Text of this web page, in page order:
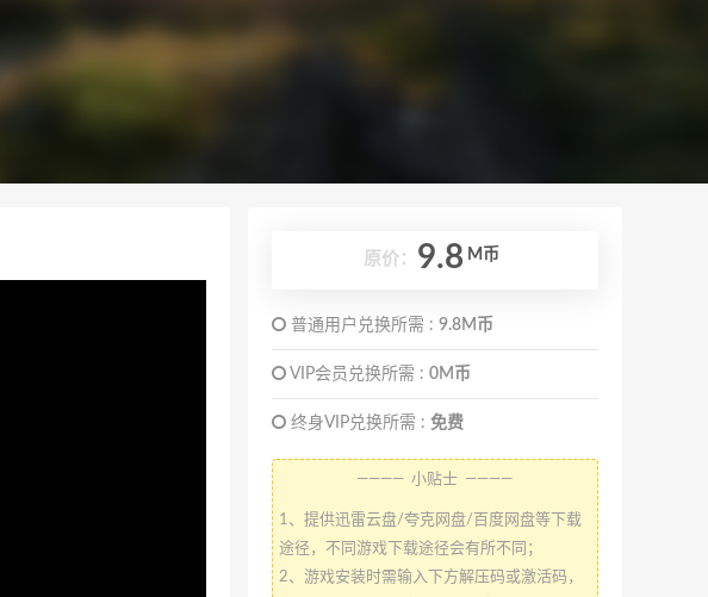
原价： 9.8 M币
普通用户兑换所需 : 9.8M币
VIP会员兑换所需 : 0M币
终身VIP兑换所需 : 免费
———— 小贴士 ————
1、提供迅雷云盘/夸克网盘/百度网盘等下载
途径，不同游戏下载途径会有所不同；
2、游戏安装时需输入下方解压码或激活码，